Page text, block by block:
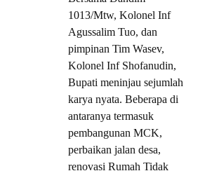
1013/Mtw, Kolonel Inf
Agussalim Tuo, dan
pimpinan Tim Wasev,
Kolonel Inf Shofanudin,
Bupati meninjau sejumlah
karya nyata. Beberapa di
antaranya termasuk
pembangunan MCK,
perbaikan jalan desa,
renovasi Rumah Tidak